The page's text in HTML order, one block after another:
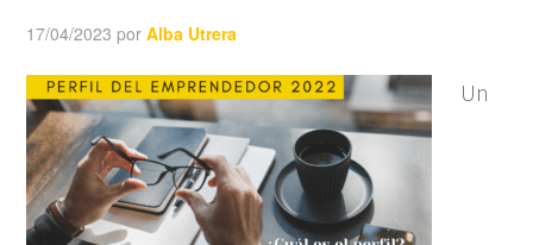
17/04/2023 porAlba Utrera
Un